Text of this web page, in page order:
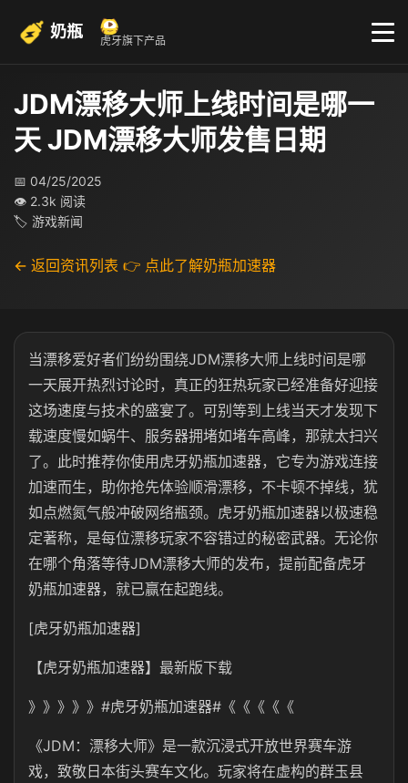
奶瓶 虎牙旗下产品
JDM漂移大师上线时间是哪一
天 JDM漂移大师发售日期
📅 04/25/2025
👁 2.3k 阅读
🏷 游戏新闻
← 返回资讯列表 👉 点此了解奶瓶加速器
当漂移爱好者们纷纷围绕JDM漂移大师上线时间是哪
一天展开热烈讨论时，真正的狂热玩家已经准备好迎接
这场速度与技术的盛宴了。可别等到上线当天才发现下
载速度慢如蜗牛、服务器拥堵如堵车高峰，那就太扫兴
了。此时推荐你使用虎牙奶瓶加速器，它专为游戏连接
加速而生，助你抢先体验顺滑漂移，不卡顿不掉线，犹
如点燃氮气般冲破网络瓶颈。虎牙奶瓶加速器以极速稳
定著称，是每位漂移玩家不容错过的秘密武器。无论你
在哪个角落等待JDM漂移大师的发布，提前配备虎牙
奶瓶加速器，就已赢在起跑线。
[虎牙奶瓶加速器]
【虎牙奶瓶加速器】最新版下载
》》》》》#虎牙奶瓶加速器#《《《《《
《JDM ：漂移大师》是一款沉浸式开放世界赛车游
戏，致敬日本街头赛车文化。玩家将在虚构的群玉县